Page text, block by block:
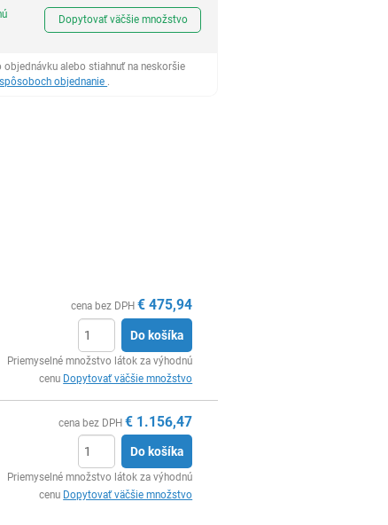
Ks
Dopytovať väčšie množstvo
alebo stiahnuť na neskoršie
objednanie .
cena bez DPH € 475,94
Do košíka
Priemyselné množstvo látok za výhodnú
cenu Dopytovať väčšie množstvo
cena bez DPH € 1.156,47
Do košíka
Priemyselné množstvo látok za výhodnú
cenu Dopytovať väčšie množstvo